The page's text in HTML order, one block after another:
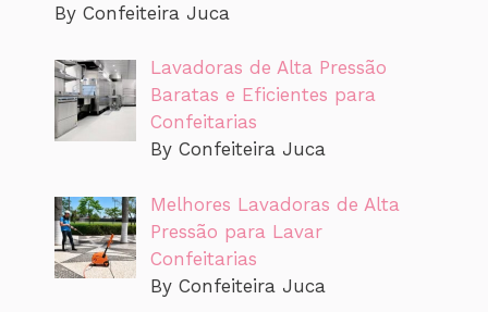
By Confeiteira Juca
Lavadoras de Alta Pressão
Baratas e Eficientes para
Confeitarias
By Confeiteira Juca
Melhores Lavadoras de Alta
Pressão para Lavar
Confeitarias
By Confeiteira Juca